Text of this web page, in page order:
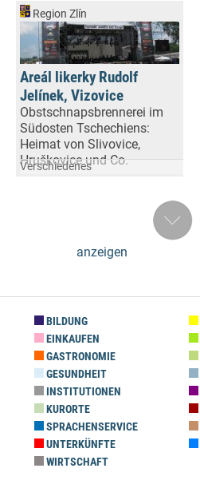
Region Zlín
Areál likerky Rudolf
Jelínek, Vizovice
Obstschnapsbrennerei im
Südosten Tschechiens:
Heimat von Slivovice,
Hruškovice und Co.
Verschiedenes
anzeigen
BILDUNG
EINKAUFEN
GASTRONOMIE
GESUNDHEIT
INSTITUTIONEN
KURORTE
SPRACHENSERVICE
UNTERKÜNFTE
WIRTSCHAFT